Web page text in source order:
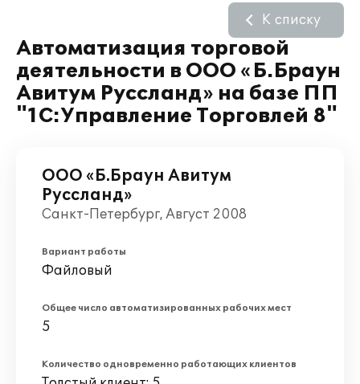
Автоматизация торговой
деятельности в ООО «Б.Браун
Авитум Руссланд» на базе ПП
"1С:Управление Торговлей 8"
К списку
ООО «Б.Браун Авитум
Руссланд»
Санкт-Петербург, Август 2008
Вариант работы
Файловый
Общее число автоматизированных рабочих мест
5
Количество одновременно работающих клиентов